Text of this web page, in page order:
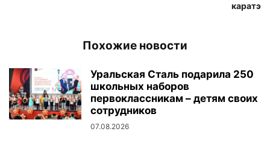
каратэ
Похожие новости
Уральская Сталь подарила 250
школьных наборов
первоклассникам – детям своих
сотрудников
07.08.2026